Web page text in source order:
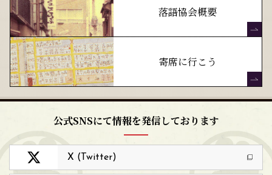
落語協会概要
寄席に行こう
公式SNSにて情報を発信しております
X (Twitter)